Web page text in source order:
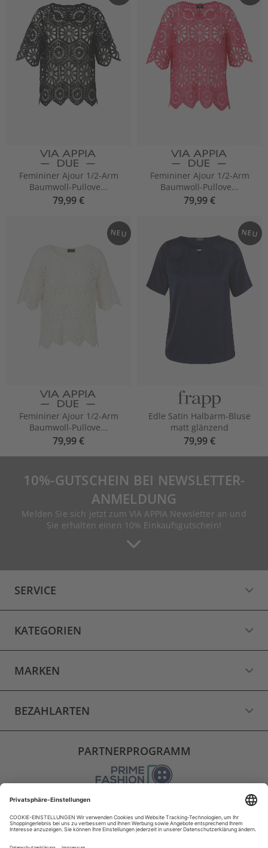
Femininer Ajour 1/2-Arm
Baumwoll-Pullove...
79,99 €
Femininer Ajour 1/2-Arm
Baumwoll-Pullove...
79,99 €
NEU
Femininer Ajour 1/2-Arm
Baumwoll-Pullove...
79,99 €
NEU
Edle Satin Halbarm-Bluse
matt glänzend
79,99 €
10%-GUTSCHEIN BEI NEWSLETTER-
ANMELDUNG
Melden Sie sich jetzt zum VIA APPIA Newsletter an und
Sie erhalten einen 10% Einkaufsgutschein!
SERVICE
KATEGORIEN
MARKEN
BEZAHLARTEN
PARTNERPROGRAMM
VERSAND